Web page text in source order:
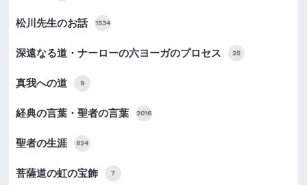
松川先生のお話 1534
深遠なる道・ナーローの六ヨーガのプロセス 25
真我への道 9
経典の言葉・聖者の言葉 2016
聖者の生涯 824
菩薩道の虹の宝飾 7